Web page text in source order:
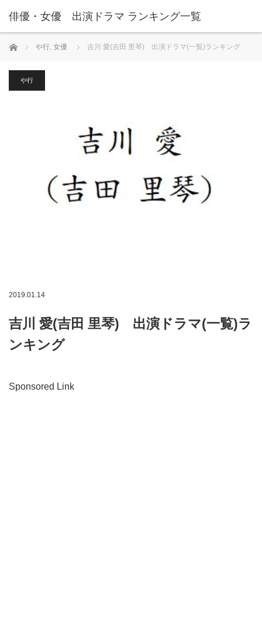
俳優・女優 出演ドラマ ランキング一覧
ホーム や行, 女優 吉川 愛(吉田 里琴) 出演ドラマ(一覧)ランキング
や行
2019.01.14
吉川 愛(吉田 里琴) 出演ドラマ(一覧)ラ
ンキング
Sponsored Link